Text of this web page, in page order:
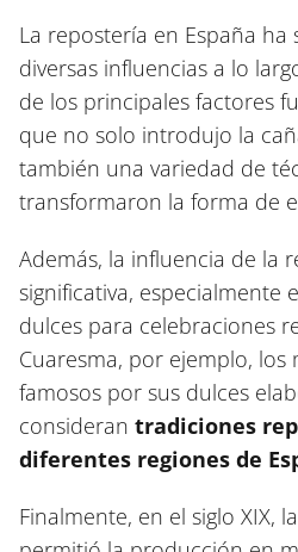
La repostería en España
diversas influencias a lo
de los principales factores
que no solo introdujo la
también una variedad de
transformaron la forma de
Además, la influencia de la
significativa, especialmente
dulces para celebraciones
Cuaresma, por ejemplo, los
famosos por sus dulces
consideran tradiciones
diferentes regiones de
Finalmente, en el siglo XIX,